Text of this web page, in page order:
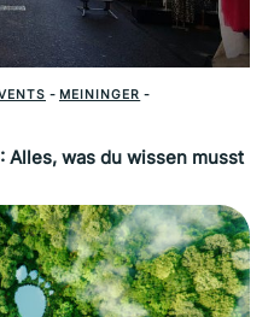
- MEININGER -
Alles, was du wissen musst